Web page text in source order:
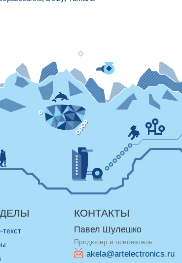
текст
КОНТАКТЫ
Павел Шулешко
Продюсер и основатель
akela@artelectronics.ru